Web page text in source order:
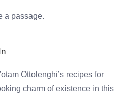
a passage.
Ottolenghi’s recipes for
charm of existence in this